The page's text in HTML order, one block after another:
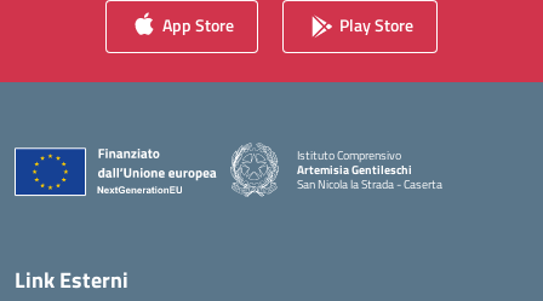
App Store Play Store
Istituto Comprensivo
Artemisia Gentileschi
San Nicola la Strada - Caserta
Link Esterni